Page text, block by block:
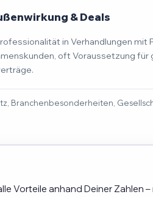
& Deals
in Verhandlungen mit
oft Voraussetzung für
Branchenbesonderheiten,
Vorteile anhand Deiner Zahlen